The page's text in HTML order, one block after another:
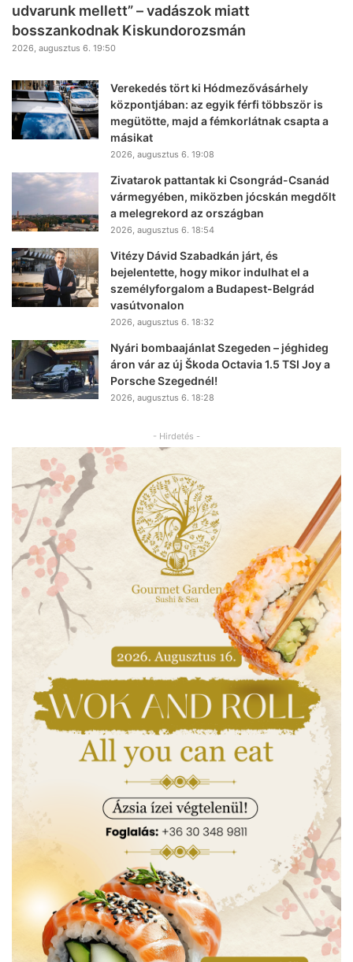
udvarunk mellett” – vadászok miatt
bosszankodnak Kiskundorozsmán
2026, augusztus 6. 19:50
Verekedés tört ki Hódmezővásárhely
központjában: az egyik férfi többször is
megütötte, majd a fémkorlátnak csapta a
másikat
2026, augusztus 6. 19:08
Zivatarok pattantak ki Csongrád-Csanád
vármegyében, miközben jócskán megdőlt
a melegrekord az országban
2026, augusztus 6. 18:54
Vitézy Dávid Szabadkán járt, és
bejelentette, hogy mikor indulhat el a
személyforgalom a Budapest-Belgrád
vasútvonalon
2026, augusztus 6. 18:32
Nyári bombaajánlat Szegeden – jéghideg
áron vár az új Škoda Octavia 1.5 TSI Joy a
Porsche Szegednél!
2026, augusztus 6. 18:28
- Hirdetés -